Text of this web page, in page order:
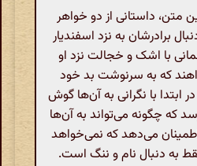
داستانی از دو خواهر
برادرشان به نزد اسفندیار
با اشک و خجالت نزد او
که به سرنوشت بد خود
ابتدا با نگرانی به آن‌ها گوش
که چگونه می‌تواند به آن‌ها
می‌دهد که نمی‌خواهد
به دنبال نام و ننگ است.